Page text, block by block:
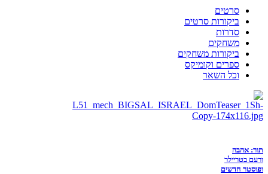
סרטים
ביקורות סרטים
סדרות
משחקים
ביקורות משחקים
ספרים וקומיקס
וכל השאר
תור: אהבה
ורעם בטריילר
ופוסטר חדשים